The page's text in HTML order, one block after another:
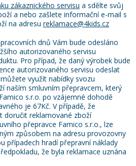
zákaznického servisu a sdělte svůj
a nebo zašlete informační e-mail s
na adresu reklamace@4kids.cz
dnů Vám bude odesláno
autorizovaného servisu
Pro případ, že daný výrobek bude
autorizovaného servisu odeslat
využít nabídky svozu
naším smluvním přepravcem, který
s.r.o. po vzájemné dohodě
je 67Kč. V případě, že
doručit reklamované zboží
přepravce Famico s.r.o., lze
způsobem na adresu provozovny
případech hradí přepravní náklady
že byla reklamace uznána